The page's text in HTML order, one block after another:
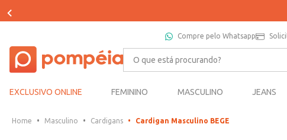
Compre pelo Whatsapp
O que está procurando?
EXCLUSIVO ONLINE FEMININO MASCULINO JEANS
Masculino Cardigans Cardigan Masculino BEGE